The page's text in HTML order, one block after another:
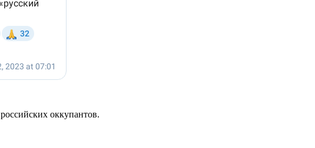
российских оккупантов.